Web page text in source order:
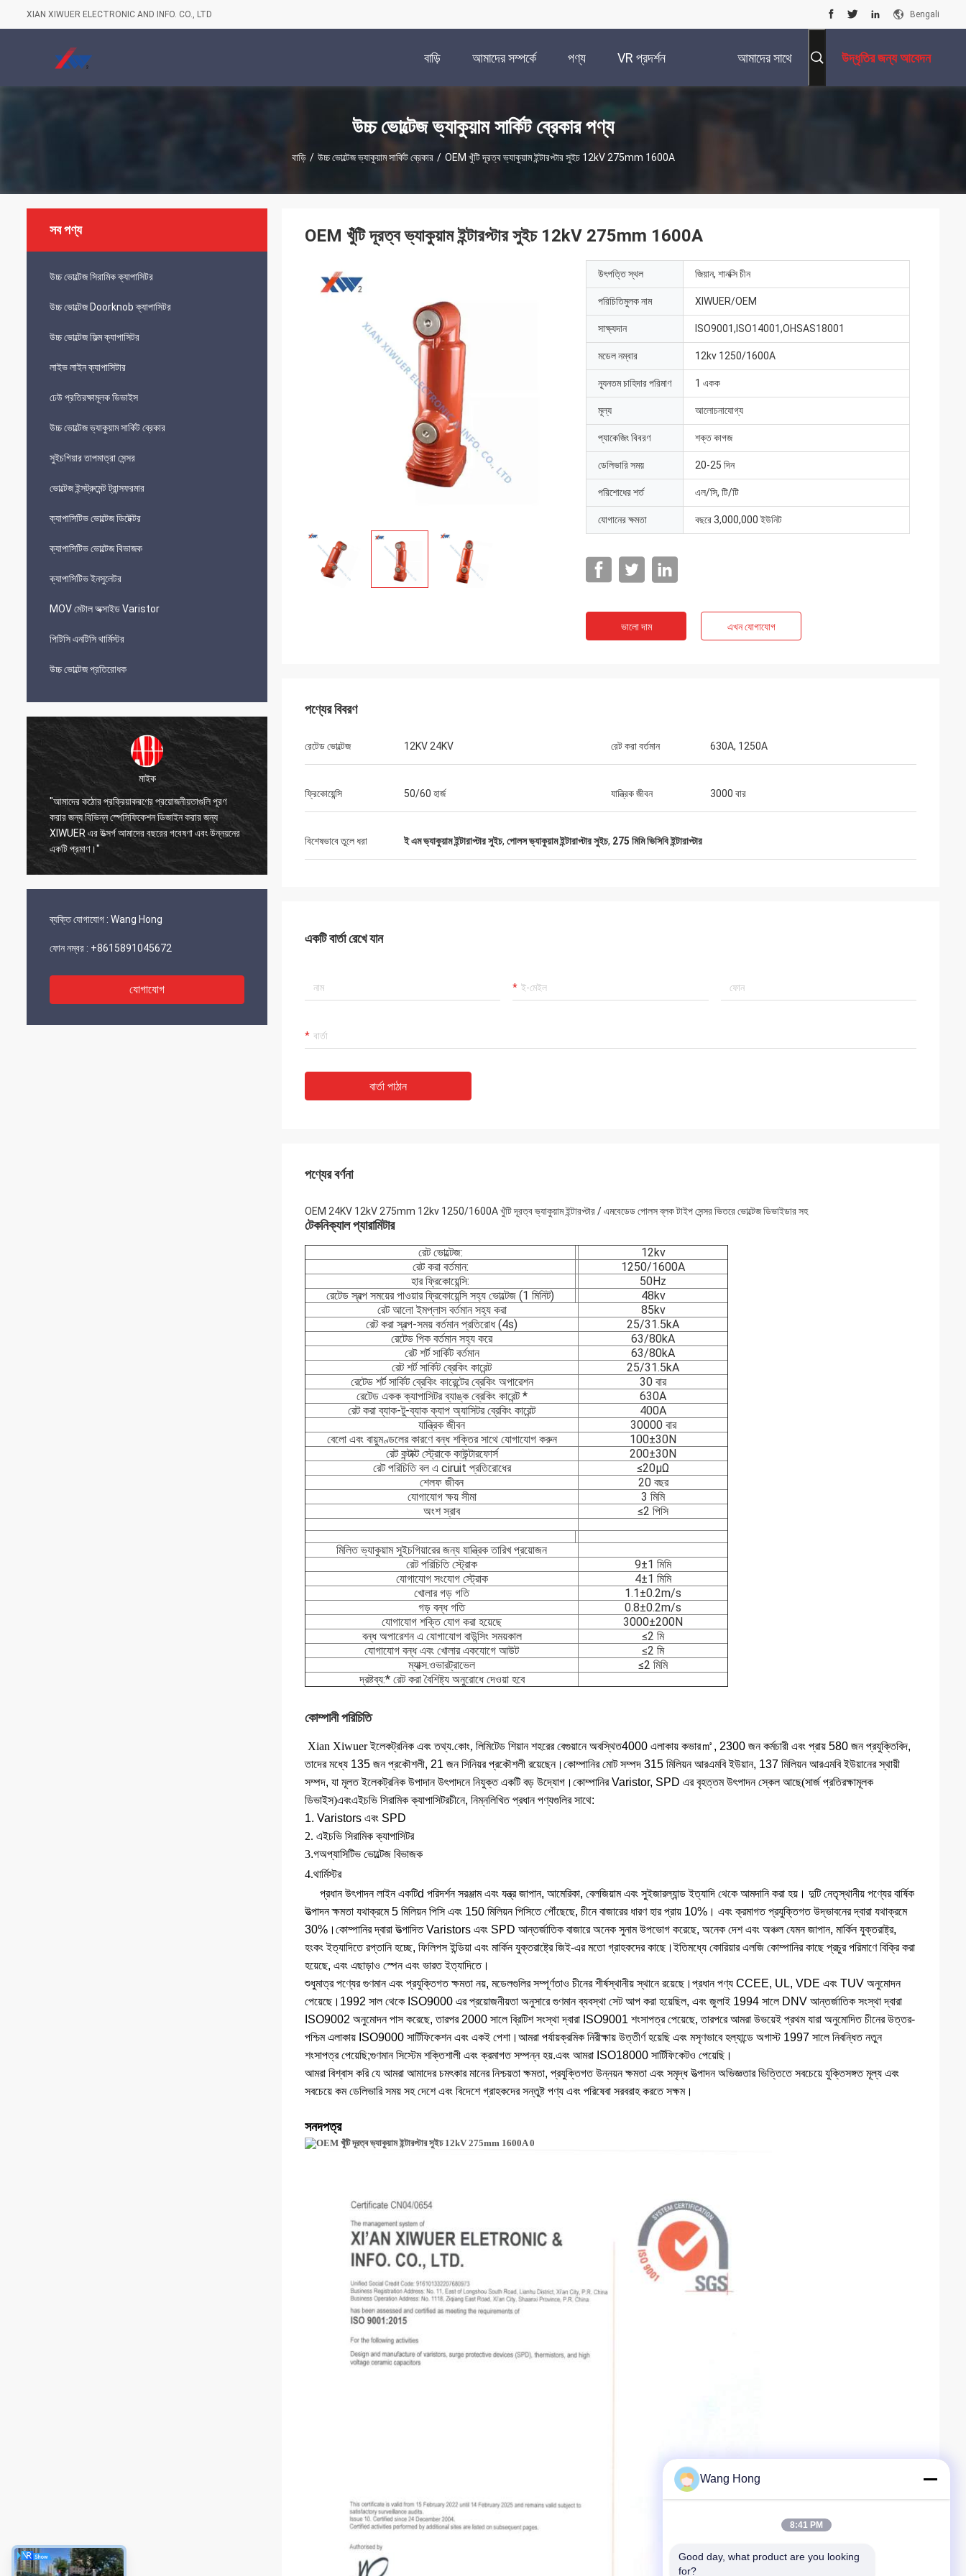
XIAN XIWUER ELECTRONIC AND INFO. CO., LTD Bengali
বাড়ি আমাদের সম্পর্কে পণ্য VR প্রদর্শন আমাদের সাথে উদ্ধৃতির জন্য আবেদন
উচ্চ ভোল্টেজ ভ্যাকুয়াম সার্কিট ব্রেকার পণ্য
বাড়ি / উচ্চ ভোল্টেজ ভ্যাকুয়াম সার্কিট ব্রেকার / OEM খুঁটি দূরত্ব ভ্যাকুয়াম ইন্টারপ্টার সুইচ 12kV 275mm 1600A
সব পণ্য
উচ্চ ভোল্টেজ সিরামিক ক্যাপাসিটর
উচ্চ ভোল্টেজ Doorknob ক্যাপাসিটর
উচ্চ ভোল্টেজ ফিল্ম ক্যাপাসিটর
লাইভ লাইন ক্যাপাসিটার
ঢেউ প্রতিরক্ষামূলক ডিভাইস
উচ্চ ভোল্টেজ ভ্যাকুয়াম সার্কিট ব্রেকার
সুইচগিয়ার তাপমাত্রা সেন্সর
ভোল্টেজ ইন্সট্রুমেন্ট ট্রান্সফরমার
ক্যাপাসিটিভ ভোল্টেজ ডিটেক্টর
ক্যাপাসিটিভ ভোল্টেজ বিভাজক
ক্যাপাসিটিভ ইনসুলেটর
MOV মেটাল অক্সাইড Varistor
পিটিসি এনটিসি থার্মিস্টর
উচ্চ ভোল্টেজ প্রতিরোধক
মাইক
"আমাদের কঠোর প্রক্রিয়াকরণের প্রয়োজনীয়তাগুলি পূরণ
করার জন্য বিভিন্ন স্পেসিফিকেশন ডিজাইন করার জন্য
XIWUER এর উত্সর্গ আমাদের বছরের গবেষণা এবং উন্নয়নের
একটি প্রমাণ।"
“XIWUER খুবই উদ্ভাবনী। তারা চমৎকার, স্বজ্ঞাত পরিষেবা
হতে পারে।”
ব্যক্তি যোগাযোগ : Wang Hong
ফোন নম্বর : +8615891045672
যোগাযোগ
OEM খুঁটি দূরত্ব ভ্যাকুয়াম ইন্টারপ্টার সুইচ 12kV 275mm 1600A
উৎপত্তি স্থল জিয়ান, শানক্সি চীন
পরিচিতিমুলক নাম XIWUER/OEM
সাক্ষ্যদান ISO9001,ISO14001,OHSAS18001
মডেল নম্বার 12kv 1250/1600A
ন্যূনতম চাহিদার পরিমাণ 1 একক
মূল্য আলোচনাযোগ্য
প্যাকেজিং বিবরণ শক্ত কাগজ
ডেলিভারি সময় 20-25 দিন
পরিশোধের শর্ত এল/সি, টি/টি
যোগানের ক্ষমতা বছরে 3,000,000 ইউনিট
ভালো দাম এখন যোগাযোগ
পণ্যের বিবরণ
রেটেড ভোল্টেজ 12KV 24KV রেট করা বর্তমান 630A, 1250A
ফ্রিকোয়েন্সি 50/60 হার্জ যান্ত্রিক জীবন 3000 বার
বিশেষভাবে তুলে ধরা ই এম ভ্যাকুয়াম ইন্টারাপ্টার সুইচ, পোলস ভ্যাকুয়াম ইন্টারাপ্টার সুইচ, 275 মিমি ভিসিবি ইন্টারাপ্টার
একটি বার্তা রেখে যান
বার্তা পাঠান
পণ্যের বর্ণনা
OEM 24KV 12kV 275mm 12kv 1250/1600A খুঁটি দূরত্ব ভ্যাকুয়াম ইন্টারপ্টার / এমবেডেড পোলস ব্লক টাইপ সেন্সর ভিতরে ভোল্টেজ ডিভাইডার সহ
টেকনিক্যাল প্যারামিটার
রেট ভোল্টেজ:
12kv
রেট করা বর্তমান:
1250/1600A
হার ফ্রিকোয়েন্সি:
50Hz
রেটেড স্বল্প সময়ের পাওয়ার ফ্রিকোয়েন্সি সহ্য ভোল্টেজ (1 মিনিট)
48kv
রেট আলো ইমপ্লাস বর্তমান সহ্য করা
85kv
রেট করা স্বল্প-সময় বর্তমান প্রতিরোধ (4s)
25/31.5kA
রেটেড পিক বর্তমান সহ্য করে
63/80kA
রেট শর্ট সার্কিট বর্তমান
63/80kA
রেট শর্ট সার্কিট ব্রেকিং কারেন্ট
25/31.5kA
রেটেড শর্ট সার্কিট ব্রেকিং কারেন্টের ব্রেকিং অপারেশন
30 বার
রেটেড একক ক্যাপাসিটর ব্যাঙ্ক ব্রেকিং কারেন্ট *
630A
রেট করা ব্যাক-টু-ব্যাক ক্যাপ অ্যাসিটর ব্রেকিং কারেন্ট
400A
যান্ত্রিক জীবন
30000 বার
বেলো এবং বায়ুমণ্ডলের কারণে বন্ধ শক্তির সাথে যোগাযোগ করুন
100±30N
রেট কন্টাক্ট স্ট্রোকে কাউন্টারফোর্স
200±30N
রেট পরিচিতি বল এ ciruit প্রতিরোধের
≤20μΩ
শেলফ জীবন
20 বছর
যোগাযোগ ক্ষয় সীমা
3 মিমি
অংশ স্রাব
≤2 পিসি
মিলিত ভ্যাকুয়াম সুইচগিয়ারের জন্য যান্ত্রিক তারিখ প্রয়োজন
রেট পরিচিতি স্ট্রোক
9±1 মিমি
যোগাযোগ সংযোগ স্ট্রোক
4±1 মিমি
খোলার গড় গতি
1.1±0.2m/s
গড় বন্ধ গতি
0.8±0.2m/s
যোগাযোগ শক্তি যোগ করা হয়েছে
3000±200N
বন্ধ অপারেশন এ যোগাযোগ বাউন্সিং সময়কাল
≤2 মি
যোগাযোগ বন্ধ এবং খোলার একযোগে আউট
≤2 মি
ম্যাক্স.ওভারট্রাভেল
≤2 মিমি
দ্রষ্টব্য:* রেট করা বৈশিষ্ট্য অনুরোধে দেওয়া হবে
কোম্পানী পরিচিতি
Xian Xiwuer ইলেকট্রনিক এবং তথ্য.কোং, লিমিটেড শিয়ান শহরের বেগুয়ানে অবস্থিত4000 এলাকায় কভার㎡ , 2300 জন কর্মচারী এবং প্রায় 580 জন প্রযুক্তিবিদ,
তাদের মধ্যে 135 জন প্রকৌশলী, 21 জন সিনিয়র প্রকৌশলী রয়েছেন।কোম্পানির মোট সম্পদ 315 মিলিয়ন আরএমবি ইউয়ান, 137 মিলিয়ন আরএমবি ইউয়ানের স্থায়ী
সম্পদ, যা মূলত ইলেকট্রনিক উপাদান উৎপাদনে নিযুক্ত একটি বড় উদ্যোগ।কোম্পানির Varistor, SPD এর বৃহত্তম উৎপাদন স্কেল আছে(সার্জ প্রতিরক্ষামূলক
ডিভাইস)এবংএইচভি সিরামিক ক্যাপাসিটরচীনে, নিম্নলিখিত প্রধান পণ্যগুলির সাথে:
1. Varistors এবং SPD
2. এইচভি সিরামিক ক্যাপাসিটর
3.গঅপ্যাসিটিভ ভোল্টেজ বিভাজক
4.থার্মিস্টর
প্রধান উৎপাদন লাইন একটিd পরিদর্শন সরঞ্জাম এবং যন্ত্র জাপান, আমেরিকা, বেলজিয়াম এবং সুইজারল্যান্ড ইত্যাদি থেকে আমদানি করা হয়। দুটি নেতৃস্থানীয় পণ্যের বার্ষিক
উত্পাদন ক্ষমতা যথাক্রমে 5 মিলিয়ন পিসি এবং 150 মিলিয়ন পিসিতে পৌঁছেছে, চীনে বাজারের ধারণ হার প্রায় 10%। এবং ক্রমাগত প্রযুক্তিগত উদ্ভাবনের দ্বারা যথাক্রমে
30%।কোম্পানির দ্বারা উত্পাদিত Varistors এবং SPD আন্তর্জাতিক বাজারে অনেক সুনাম উপভোগ করেছে, অনেক দেশ এবং অঞ্চল যেমন জাপান, মার্কিন যুক্তরাষ্ট্র,
হংকং ইত্যাদিতে রপ্তানি হচ্ছে, ফিলিপস ইন্ডিয়া এবং মার্কিন যুক্তরাষ্ট্রে জিই-এর মতো গ্রাহকদের কাছে।ইতিমধ্যে কোরিয়ার এলজি কোম্পানির কাছে প্রচুর পরিমাণে বিক্রি করা
হয়েছে, এবং এছাড়াও স্পেন এবং ভারত ইত্যাদিতে।
শুধুমাত্র পণ্যের গুণমান এবং প্রযুক্তিগত ক্ষমতা নয়, মডেলগুলির সম্পূর্ণতাও চীনের শীর্ষস্থানীয় স্থানে রয়েছে।প্রধান পণ্য CCEE, UL, VDE এবং TUV অনুমোদন
পেয়েছে।1992 সাল থেকে ISO9000 এর প্রয়োজনীয়তা অনুসারে গুণমান ব্যবস্থা সেট আপ করা হয়েছিল, এবং জুলাই 1994 সালে DNV আন্তর্জাতিক সংস্থা দ্বারা
ISO9002 অনুমোদন পাস করেছে, তারপর 2000 সালে ব্রিটিশ সংস্থা দ্বারা ISO9001 শংসাপত্র পেয়েছে, তারপরে আমরা উভয়েই প্রথম যারা অনুমোদিত চীনের উত্তর-
পশ্চিম এলাকায় ISO9000 সার্টিফিকেশন এবং একই পেশা।আমরা পর্যায়ক্রমিক নিরীক্ষায় উত্তীর্ণ হয়েছি এবং মসৃণভাবে হল্যান্ডে অগাস্ট 1997 সালে নিবন্ধিত নতুন
শংসাপত্র পেয়েছি;গুণমান সিস্টেম শক্তিশালী এবং ক্রমাগত সম্পন্ন হয়.এবং আমরা ISO18000 সার্টিফিকেটও পেয়েছি।
আমরা বিশ্বাস করি যে আমরা আমাদের চমৎকার মানের নিশ্চয়তা ক্ষমতা, প্রযুক্তিগত উন্নয়ন ক্ষমতা এবং সমৃদ্ধ উত্পাদন অভিজ্ঞতার ভিত্তিতে সবচেয়ে যুক্তিসঙ্গত মূল্য এবং
সবচেয়ে কম ডেলিভারি সময় সহ দেশে এবং বিদেশে গ্রাহকদের সন্তুষ্ট পণ্য এবং পরিষেবা সরবরাহ করতে সক্ষম।
সনদপত্র
Wang Hong
8:41 PM
Good day, what product are you looking
for?